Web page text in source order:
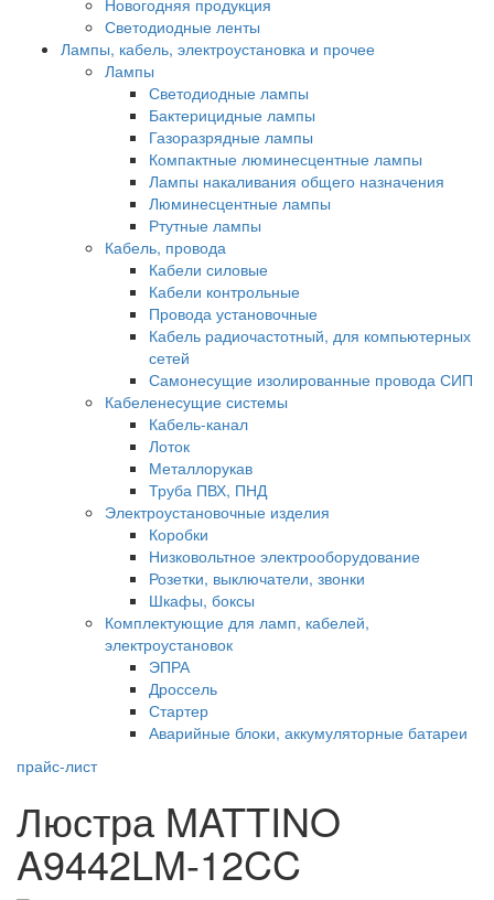
Новогодняя продукция
Светодиодные ленты
Лампы, кабель, электроустановка и прочее
Лампы
Светодиодные лампы
Бактерицидные лампы
Газоразрядные лампы
Компактные люминесцентные лампы
Лампы накаливания общего назначения
Люминесцентные лампы
Ртутные лампы
Кабель, провода
Кабели силовые
Кабели контрольные
Провода установочные
Кабель радиочастотный, для компьютерных
сетей
Самонесущие изолированные провода СИП
Кабеленесущие системы
Кабель-канал
Лоток
Металлорукав
Труба ПВХ, ПНД
Электроустановочные изделия
Коробки
Низковольтное электрооборудование
Розетки, выключатели, звонки
Шкафы, боксы
Комплектующие для ламп, кабелей,
электроустановок
ЭПРА
Дроссель
Стартер
Аварийные блоки, аккумуляторные батареи
прайс-лист
Люстра MATTINO
A9442LM-12CC